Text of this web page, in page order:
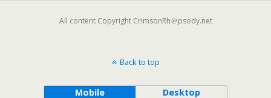
All content Copyright CrimsonRh＠psody.net
Back to top
Mobile Desktop